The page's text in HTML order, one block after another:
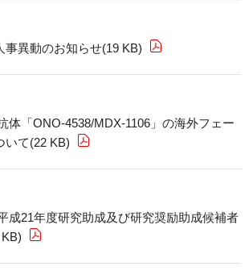
事異動のお知らせ(19 KB)
体「ONO-4538/MDX-1106」の海外フェー
て(22 KB)
成21年度研究助成及び研究奨励助成候補者